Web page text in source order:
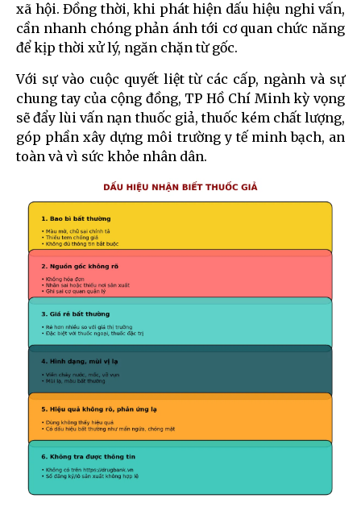
xã hội. Đồng thời, khi phát hiện dấu hiệu nghi vấn,
cần nhanh chóng phản ánh tới cơ quan chức năng
để kịp thời xử lý, ngăn chặn từ gốc.
Với sự vào cuộc quyết liệt từ các cấp, ngành và sự
chung tay của cộng đồng, TP Hồ Chí Minh kỳ vọng
sẽ đẩy lùi vấn nạn thuốc giả, thuốc kém chất lượng,
góp phần xây dựng môi trường y tế minh bạch, an
toàn và vì sức khỏe nhân dân.